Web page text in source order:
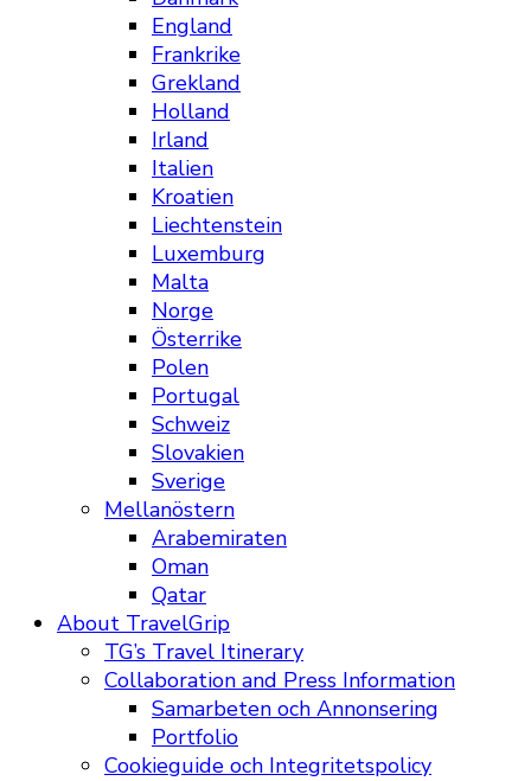
England
Frankrike
Grekland
Holland
Irland
Italien
Kroatien
Liechtenstein
Luxemburg
Malta
Norge
Österrike
Polen
Portugal
Schweiz
Slovakien
Sverige
Mellanöstern
Arabemiraten
Oman
Qatar
About TravelGrip
TG’s Travel Itinerary
Collaboration and Press Information
Samarbeten och Annonsering
Portfolio
Cookieguide och Integritetspolicy